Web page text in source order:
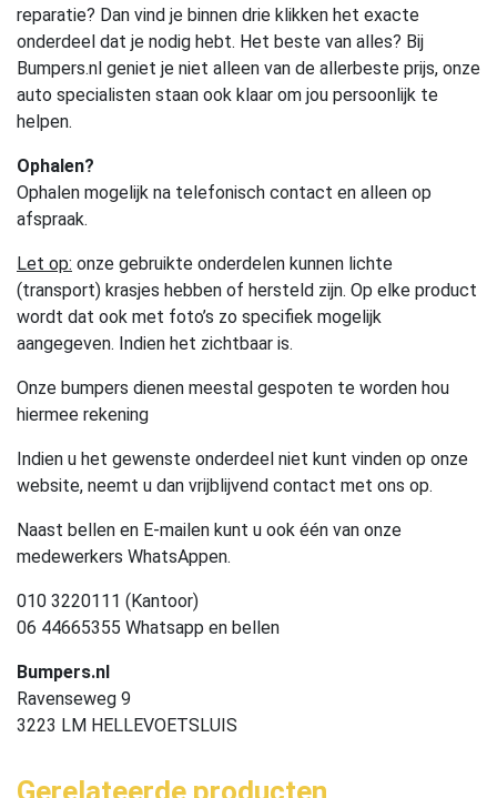
reparatie? Dan vind je binnen drie klikken het exacte
onderdeel dat je nodig hebt. Het beste van alles? Bij
Bumpers.nl geniet je niet alleen van de allerbeste prijs, onze
auto specialisten staan ook klaar om jou persoonlijk te
helpen.
Ophalen?
Ophalen mogelijk na telefonisch contact en alleen op
afspraak.
Let op: onze gebruikte onderdelen kunnen lichte
(transport) krasjes hebben of hersteld zijn. Op elke product
wordt dat ook met foto’s zo specifiek mogelijk
aangegeven. Indien het zichtbaar is.
Onze bumpers dienen meestal gespoten te worden hou
hiermee rekening
Indien u het gewenste onderdeel niet kunt vinden op onze
website, neemt u dan vrijblijvend contact met ons op.
Naast bellen en E-mailen kunt u ook één van onze
medewerkers WhatsAppen.
010 3220111 (Kantoor)
06 44665355 Whatsapp en bellen
Bumpers.nl
Ravenseweg 9
3223 LM HELLEVOETSLUIS
Gerelateerde producten